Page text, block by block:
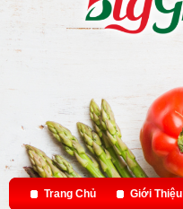
Trang Chủ Giới Thiệu